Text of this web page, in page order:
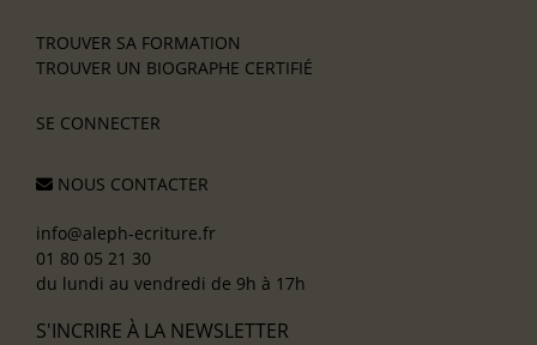
TROUVER SA FORMATION
TROUVER UN BIOGRAPHE CERTIFIÉ
SE CONNECTER
NOUS CONTACTER
info@aleph-ecriture.fr
01 80 05 21 30
du lundi au vendredi de 9h à 17h
S'INCRIRE À LA NEWSLETTER